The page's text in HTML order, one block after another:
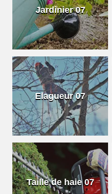
Jardinier 07
Elagueur 07
Taille de haie 07